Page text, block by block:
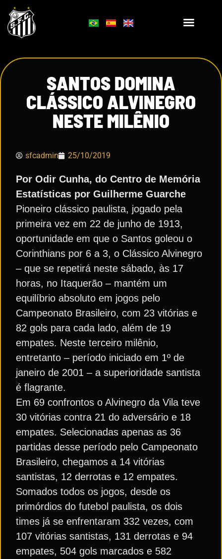
SANTOS DOMINA
CLÁSSICO ALVINEGRO
NESTE MILÊNIO
sfcadmin 25/10/2019
Por Odir Cunha, do Centro de Memória
Estatísticas por Guilherme Guarche
Pioneiro clássico paulista, jogado pela
primeira vez em 22 de junho de 1913,
oportunidade em que o Santos goleou o
Corinthians por 6 a 3, o Clássico Alvinegro
– que se repetirá neste sábado, às 17
horas, no Itaquerão – mantém um
equilíbrio absoluto em jogos pelo
Campeonato Brasileiro, com 23 vitórias e
82 gols para cada lado, além de 19
empates. Neste terceiro milênio,
entretanto – período iniciado em 1º de
janeiro de 2001 – a superioridade santista
é flagrante.
Em 69 confrontos o Alvinegro da Vila teve
30 vitórias contra 21 do adversário e 18
empates. Selecionadas apenas as 36
partidas desse período pelo Campeonato
Brasileiro, chegamos a 14 vitórias
santistas, 12 derrotas e 12 empates.
Somados todos os jogos, desde os
primórdios do futebol paulista, os dois
times já se enfrentaram 332 vezes, com
107 vitórias santistas, 131 derrotas e 94
empates, 504 gols marcados e 582